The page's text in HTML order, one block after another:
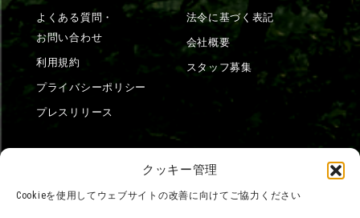
クッキー管理
Cookieを使用してウェブサイトの改善に向けてご協力ください
よくある質問・
お問い合わせ
利用規約
プライバシーポリシー
プレスリリース
法令に基づく表記
会社概要
スタッフ募集